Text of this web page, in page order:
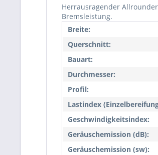
Herrausragender
Bremsleistung.
Breite:
Querschnitt:
Bauart:
Durchmesser:
Profil:
Lastindex
Geschwindigkeitsindex:
Geräuschemission (dB):
Geräuschemission (sw):